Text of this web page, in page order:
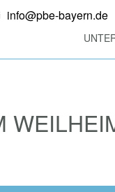
info@pbe-bayern.de